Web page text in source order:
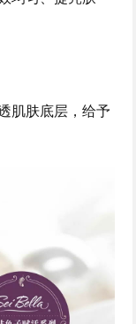
肌肤底层，给予